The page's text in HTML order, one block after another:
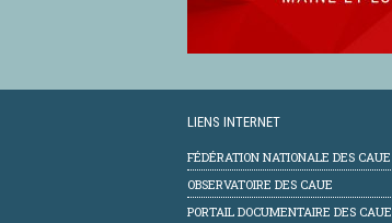
LIENS INTERNET
FÉDÉRATION NATIONALE DES CAUE
OBSERVATOIRE DES CAUE
PORTAIL DOCUMENTAIRE DES CAUE